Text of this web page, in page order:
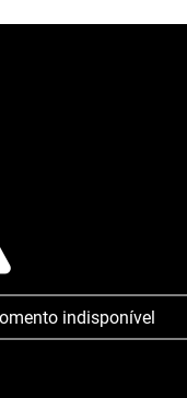
indisponível